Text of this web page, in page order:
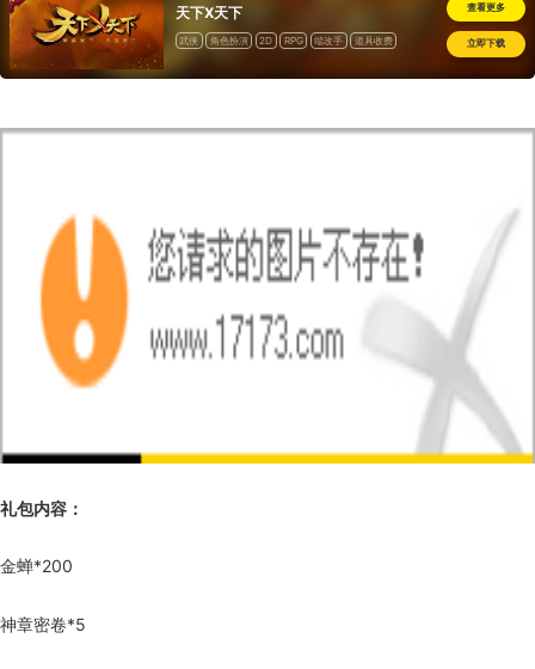
天下X天下
武侠 角色扮演 2D RPG 端改手 道具收费
查看更多
立即下载
礼包内容：
金蝉*200
神章密卷*5